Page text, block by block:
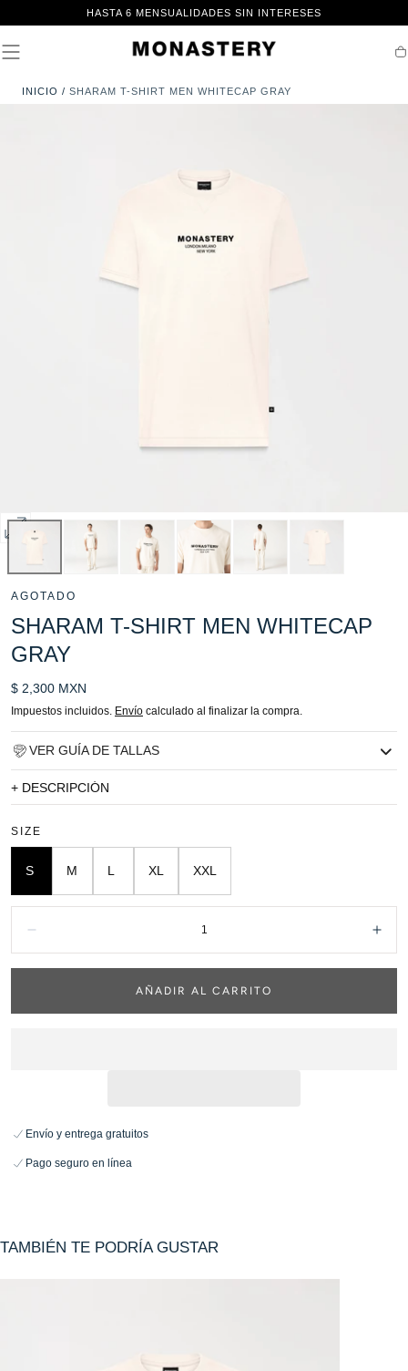
CONTENIDO
HASTA 6 MENSUALIDADES SIN INTERESES
Abrir
multimedia
en
modal
INICIO / SHARAM T-SHIRT MEN WHITECAP GRAY
AGOTADO
SHARAM T-SHIRT MEN WHITECAP
GRAY
Precio
regular
$ 2,300 MXN
Impuestos incluidos. Envío calculado al finalizar la compra.
VER GUÍA DE TALLAS
+ DESCRIPCIÓN
SIZE
S M L XL XXL
AÑADIR AL CARRITO
Envío y entrega gratuitos
Pago seguro en línea
TAMBIÉN TE PODRÍA GUSTAR